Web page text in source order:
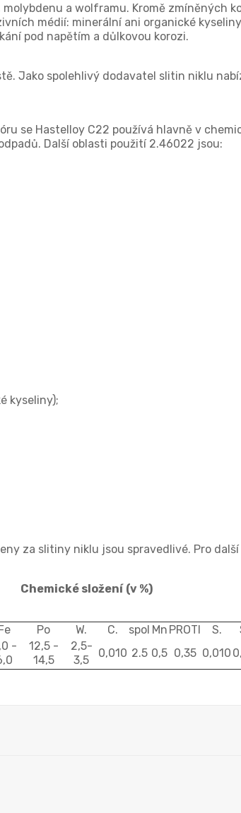
a wolframu. Kromě zmíněných
médií: minerální ani organické
pod napětím a důlkovou korozi.
Jako spolehlivý dodavatel slitin niklu
se Hastelloy C22 používá hlavně v
Další oblasti použití 2.46022 jsou:
kyseliny);
za slitiny niklu jsou spravedlivé. Pro
Chemické složení (v %)
Po W. C. spol Mn PROTI S.
-
12,5 -
14,5
2,5-
3,5
0,010 2.5 0,5 0,35 0,010